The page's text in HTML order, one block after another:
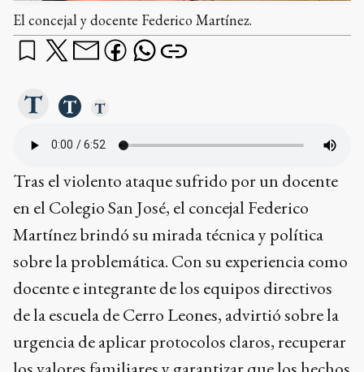
El concejal y docente Federico Martínez.
Tras el violento ataque sufrido por un docente
en el Colegio San José, el concejal Federico
Martínez brindó su mirada técnica y política
sobre la problemática. Con su experiencia como
docente e integrante de los equipos directivos
de la escuela de Cerro Leones, advirtió sobre la
urgencia de aplicar protocolos claros, recuperar